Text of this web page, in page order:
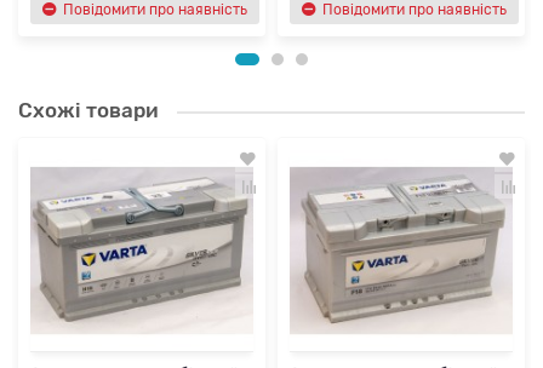
Повідомити про наявність Повідомити про наявність
Схожі товари